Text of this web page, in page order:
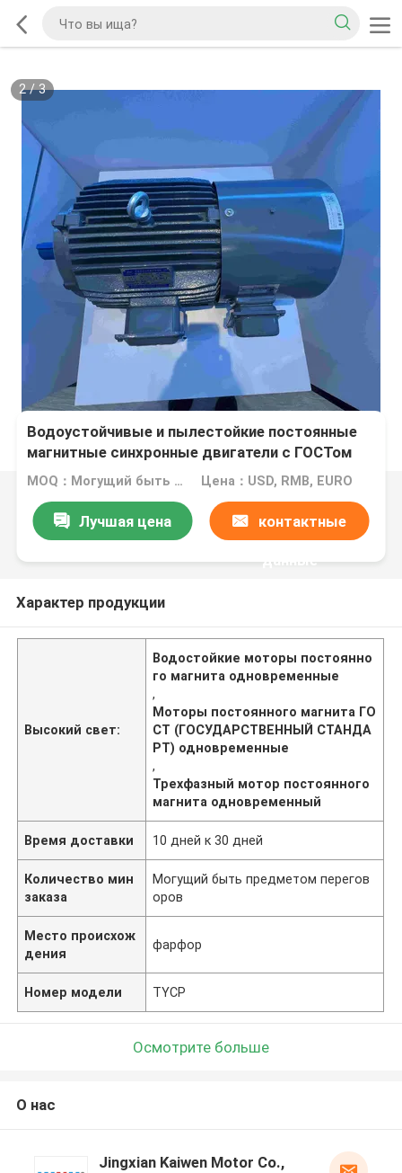
2/3
Водоустойчивые и пылестойкие постоянные
магнитные синхронные двигатели с ГОСТом
MOQ：Могущий быть предметом переговоров Цена：USD, RMB, EURO
Лучшая цена контактные
данные
Характер продукции
Высокий свет:
Водостойкие моторы постоянно
го магнита одновременные
,
Моторы постоянного магнита ГО
СТ (ГОСУДАРСТВЕННЫЙ СТАНДА
РТ) одновременные
,
Трехфазный мотор постоянного
магнита одновременный
Время доставки 10 дней к 30 дней
Количество мин
заказа
Могущий быть предметом перегов
оров
Место происхож
дения
фарфор
Номер модели TYCP
Осмотрите больше
О нас
Jingxian Kaiwen Motor Co.,